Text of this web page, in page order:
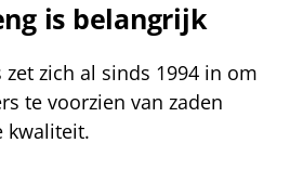
is belangrijk
zet zich al sinds 1994 in om
te voorzien van zaden
kwaliteit.